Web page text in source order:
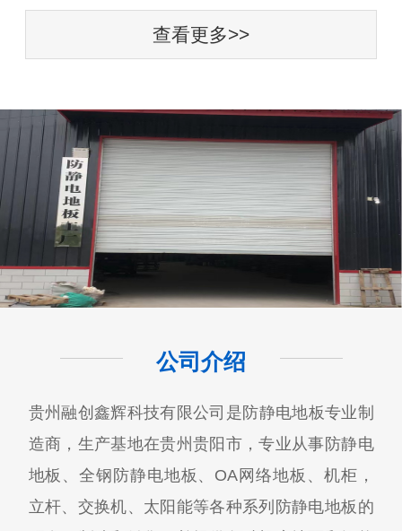
查看更多>>
公司介绍
贵州融创鑫辉科技有限公司​是防静电地板专业制
造商，生产基地在贵州贵阳市，专业从事防静电
地板、全钢防静电地板、OA网络地板、机柜，
立杆、交换机、太阳能等各种系列防静电地板的